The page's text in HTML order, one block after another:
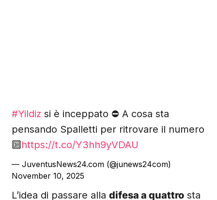
#Yildiz si è inceppato ⛔️ A cosa sta
pensando Spalletti per ritrovare il numero
🔟https://t.co/Y3hh9yVDAU
— JuventusNews24.com (@junews24com)
November 10, 2025
L’idea di passare alla difesa a quattro sta